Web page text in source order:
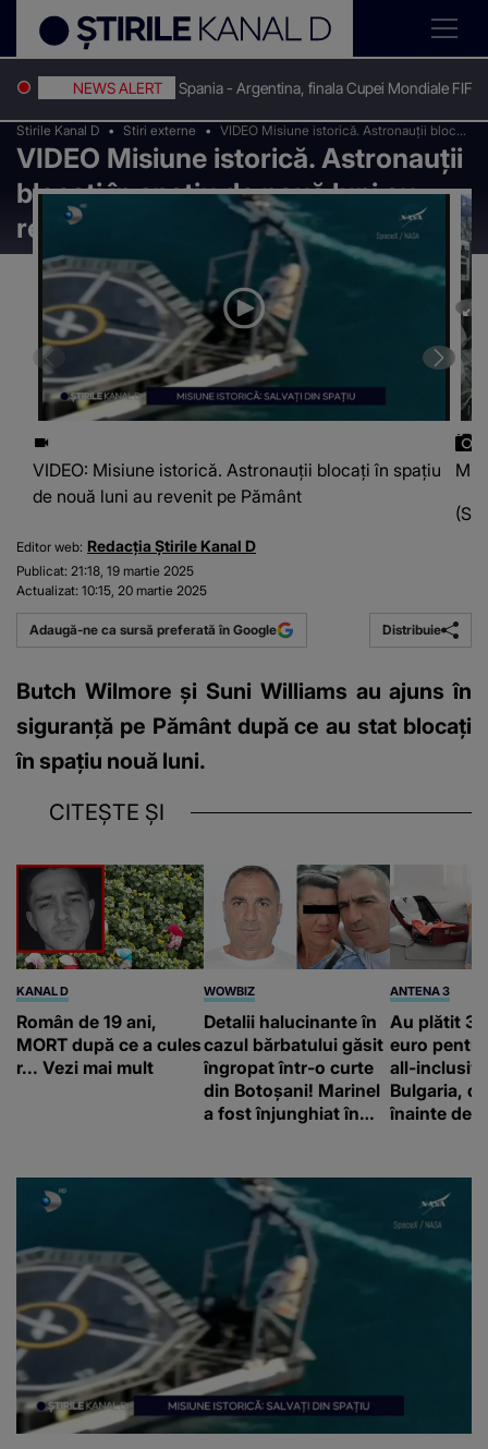
NEWS ALERT Spania - Argentina, finala Cupei Mondiale FIFA
Stirile Kanal D Stiri externe
VIDEO Misiune istorică. Astronauții blocați
în spațiu de nouă luni au revenit pe
Pământ
VIDEO Misiune istorică. Astronauții
blocați în spațiu de nouă luni au
revenit pe Pământ
VIDEO: Misiune istorică. Astronauții blocați în spațiu
de nouă luni au revenit pe Pământ
Editor web: Redacția Știrile Kanal D
Publicat: 21:18, 19 martie 2025
Actualizat: 10:15, 20 martie 2025
Adaugă-ne ca sursă preferată în Google Distribuie
Butch Wilmore şi Suni Williams au ajuns în
siguranță pe Pământ după ce au stat blocați
în spațiu nouă luni.
CITEȘTE ȘI
KANAL D
Român de 19 ani,
MORT după ce a cules
r... Vezi mai mult
WOWBIZ
Detalii halucinante în
cazul bărbatului găsit
îngropat într-o curte
din Botoșani! Marinel
a fost înjunghiat în
suspecți
ANTENA 3
Au plătit
euro
all-
Bulgaria,
înainte de